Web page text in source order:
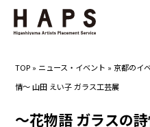
TOP » ニュース・イベント »京都のイ
情～ 山田 えい子 ガラス工芸展
～花物語 ガラスの